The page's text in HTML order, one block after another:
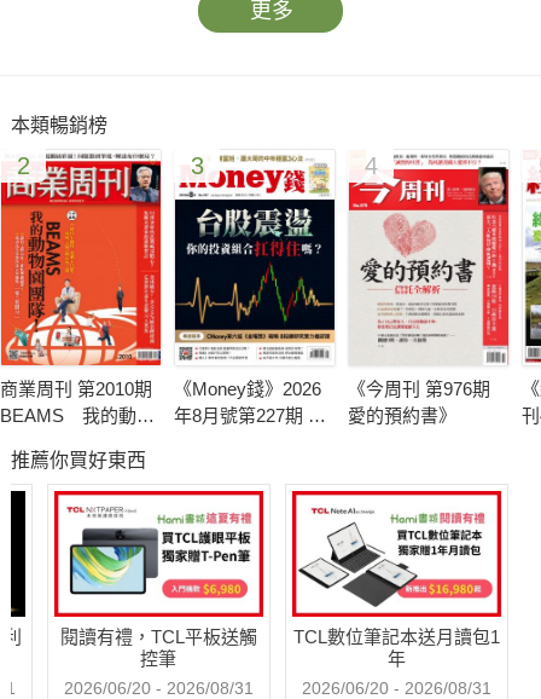
更多
本類暢銷榜
2
商業周刊 第2010期
BEAMS 我的動物
3
《Money錢》2026
年8月號第227期 台
庭真實故事 揭開資
產配置致命傷
4
《今周刊 第976期
愛的預約書》
推薦你買好東西
閱讀有禮，TCL平板送觸
控筆
2026/06/20 - 2026/08/31
TCL數位筆記本送月讀包1
年
2026/06/20 - 2026/08/31